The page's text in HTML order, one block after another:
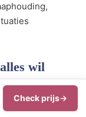
wil
en wil
Check prijs